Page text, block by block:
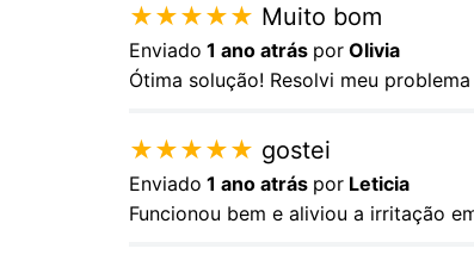
★★★★★ Muito bom
Enviado 1 ano atrás por Olivia
Ótima solução! Resolvi meu
★★★★★ gostei
Enviado 1 ano atrás por Leticia
Funcionou bem e aliviou a irritação